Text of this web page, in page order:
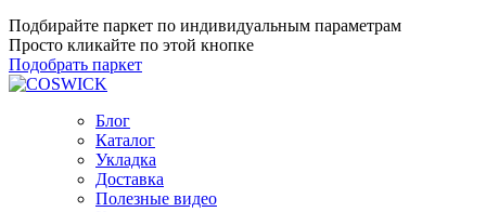
Подбирайте паркет по индивидуальным параметрам
Просто кликайте по этой кнопке
Подобрать паркет
Блог
Каталог
Укладка
Доставка
Полезные видео